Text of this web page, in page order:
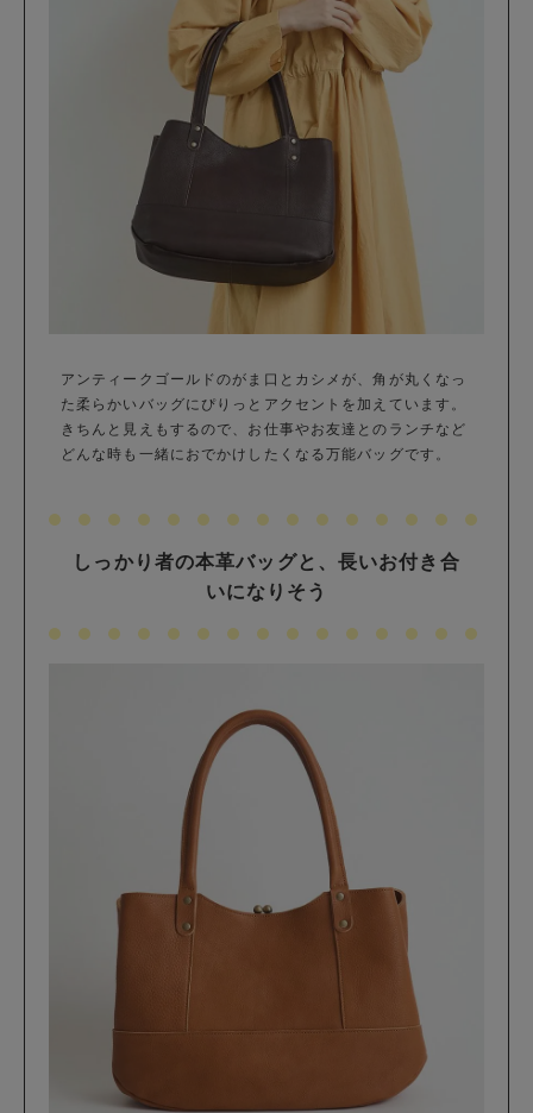
アンティークゴールドのがま口とカシメが、角が丸くなっ
た柔らかいバッグにぴりっとアクセントを加えています。
きちんと見えもするので、お仕事やお友達とのランチなど
どんな時も一緒におでかけしたくなる万能バッグです。
しっかり者の本革バッグと、長いお付き合
いになりそう